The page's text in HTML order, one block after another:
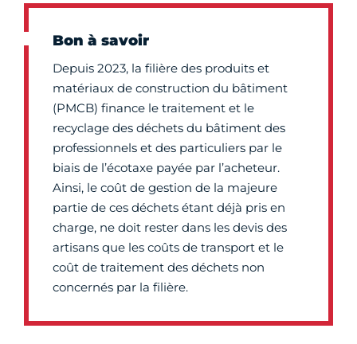
Bon à savoir
Depuis 2023, la filière des produits et
matériaux de construction du bâtiment
(PMCB) finance le traitement et le
recyclage des déchets du bâtiment des
professionnels et des particuliers par le
biais de l’écotaxe payée par l’acheteur.
Ainsi, le coût de gestion de la majeure
partie de ces déchets étant déjà pris en
charge, ne doit rester dans les devis des
artisans que les coûts de transport et le
coût de traitement des déchets non
concernés par la filière.